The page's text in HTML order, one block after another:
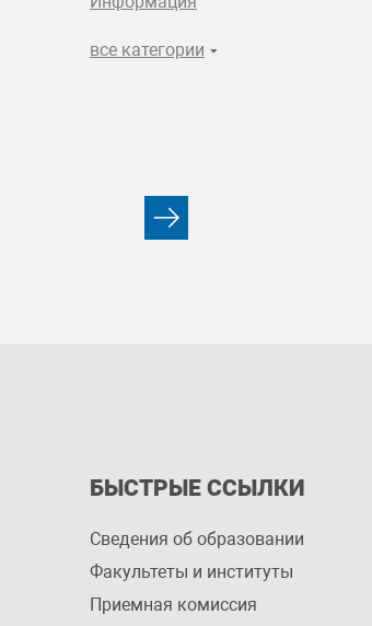
все категории
БЫСТРЫЕ ССЫЛКИ
Сведения об образовании
Факультеты и институты
Приемная комиссия